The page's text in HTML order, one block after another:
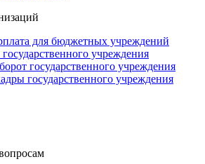
для бюджетных учреждений
учреждения
государственного учреждения
государственного учреждения